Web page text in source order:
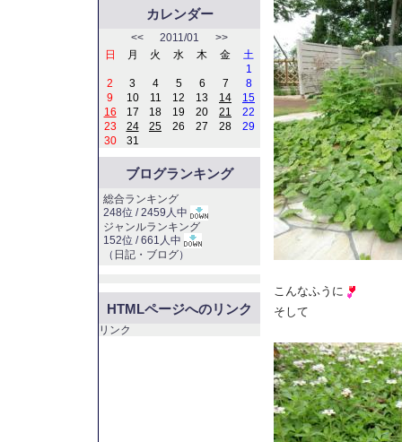
こんなふうに
そして
カレンダー
<< 2011/01 >>
日
月 火 水 木 金
土
1
2
3 4 5 6 7
8
9
10 11 12 13 14
15
16
17 18 19 20 21
22
23
24 25 26 27 28
29
30
31
ブログランキング
総合ランキング
248位 / 2459人中
ジャンルランキング
152位 / 661人中
（ 日記・ブログ）
HTMLページへのリンク
リンク